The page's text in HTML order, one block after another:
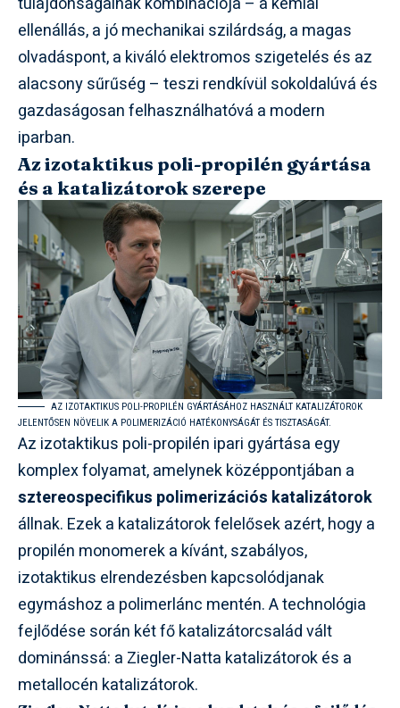
ellenállás, a jó mechanikai szilárdság, a magas
olvadáspont, a kiváló elektromos szigetelés és az
alacsony sűrűség – teszi rendkívül sokoldalúvá és
gazdaságosan felhasználhatóvá a modern
iparban.
Az izotaktikus poli-propilén gyártása
és a katalizátorok szerepe
AZ IZOTAKTIKUS POLI-PROPILÉN GYÁRTÁSÁHOZ HASZNÁLT KATALIZÁTOROK
JELENTŐSEN NÖVELIK A POLIMERIZÁCIÓ HATÉKONYSÁGÁT ÉS TISZTASÁGÁT.
Az izotaktikus poli-propilén ipari gyártása egy
komplex folyamat, amelynek középpontjában a
sztereospecifikus polimerizációs katalizátorok
állnak. Ezek a katalizátorok felelősek azért, hogy a
propilén monomerek a kívánt, szabályos,
izotaktikus elrendezésben kapcsolódjanak
egymáshoz a polimerlánc mentén. A technológia
fejlődése során két fő katalizátorcsalád vált
dominánssá: a Ziegler-Natta katalizátorok és a
metallocén katalizátorok.